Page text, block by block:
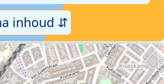
inhoud ⇵